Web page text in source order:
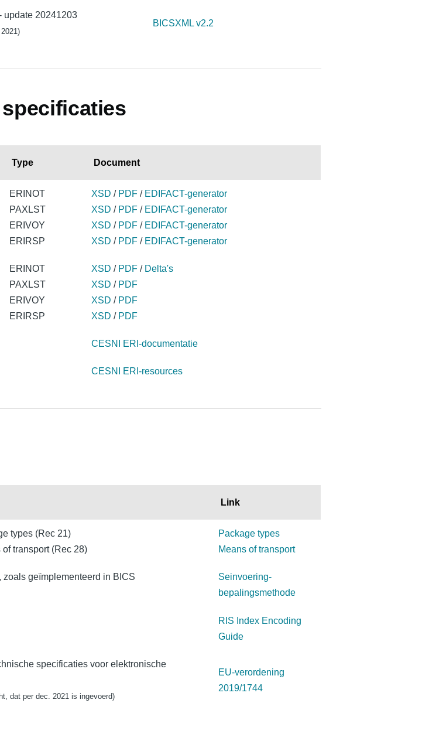
update 20241203
BICSXML v2.2
Type Document
ERINOT
PAXLST
ERIVOY
ERIRSP
XSD / PDF / EDIFACT-generator
XSD / PDF / EDIFACT-generator
XSD / PDF / EDIFACT-generator
XSD / PDF / EDIFACT-generator
ERINOT
PAXLST
ERIVOY
ERIRSP
XSD / PDF / Delta's
XSD / PDF
XSD / PDF
XSD / PDF
CESNI ERI-documentatie
CESNI ERI-resources
Link
types (Rec 21)
transport (Rec 28)
Package types
Means of transport
geïmplementeerd in BICS
Seinvoering-
bepalingsmethode
RIS Index Encoding
Guide
specificaties voor elektronische
dat per dec. 2021 is ingevoerd)
EU-verordening
2019/1744